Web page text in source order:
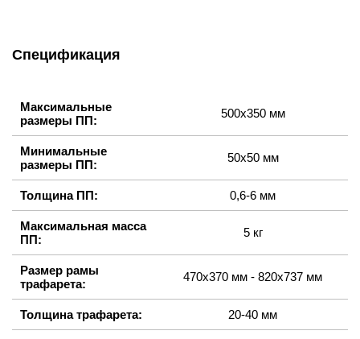
Спецификация
Максимальные
размеры ПП:
500х350 мм
Минимальные
размеры ПП:
50х50 мм
Толщина ПП: 0,6-6 мм
Максимальная масса
ПП:
5 кг
Размер рамы
трафарета:
470х370 мм - 820х737 мм
Толщина трафарета: 20-40 мм